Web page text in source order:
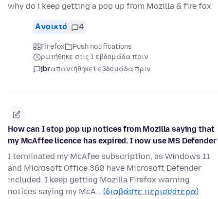
why do i keep getting a pop up from Mozilla & fire fox
Ανοικτό 4
Firefox
Push notifications
ρωτήθηκε στις 1 εβδομάδα πριν
jbrαπαντήθηκε1 εβδομάδα πριν
How can I stop pop up notices from Mozilla saying that
my McAffee licence has expired. I now use MS Defender
I terminated my McAfee subscription, as Windows 11
and Microsoft Office 360 have Microsoft Defender
included. I keep getting Mozilla Firefox warning
notices saying my McA… (διαβάστε περισσότερα)